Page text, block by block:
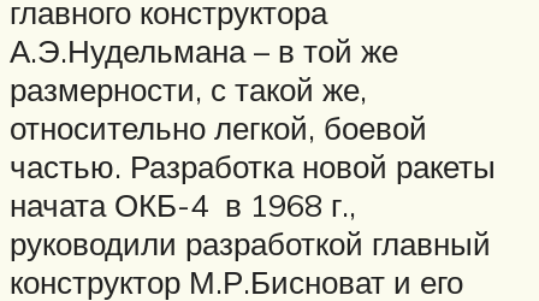
главного конструктора
А.Э.Нудельмана – в той же
размерности, с такой же,
относительно легкой, боевой
частью. Разработка новой ракеты
начата ОКБ-4 в 1968 г.,
руководили разработкой главный
конструктор М.Р.Бисноват и его